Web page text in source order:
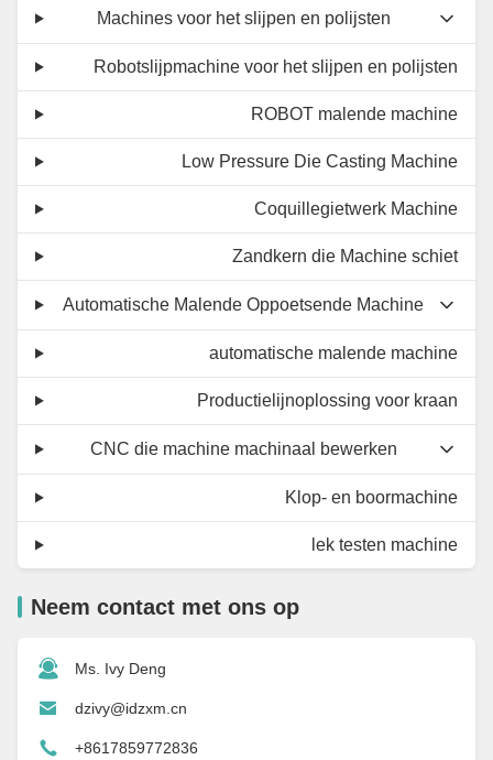
Machines voor het slijpen en polijsten
Robotslijpmachine voor het slijpen en polijsten
ROBOT malende machine
Low Pressure Die Casting Machine
Coquillegietwerk Machine
Zandkern die Machine schiet
Automatische Malende Oppoetsende Machine
automatische malende machine
Productielijnoplossing voor kraan
CNC die machine machinaal bewerken
Klop- en boormachine
lek testen machine
Neem contact met ons op
Ms. Ivy Deng
dzivy@idzxm.cn
+8617859772836